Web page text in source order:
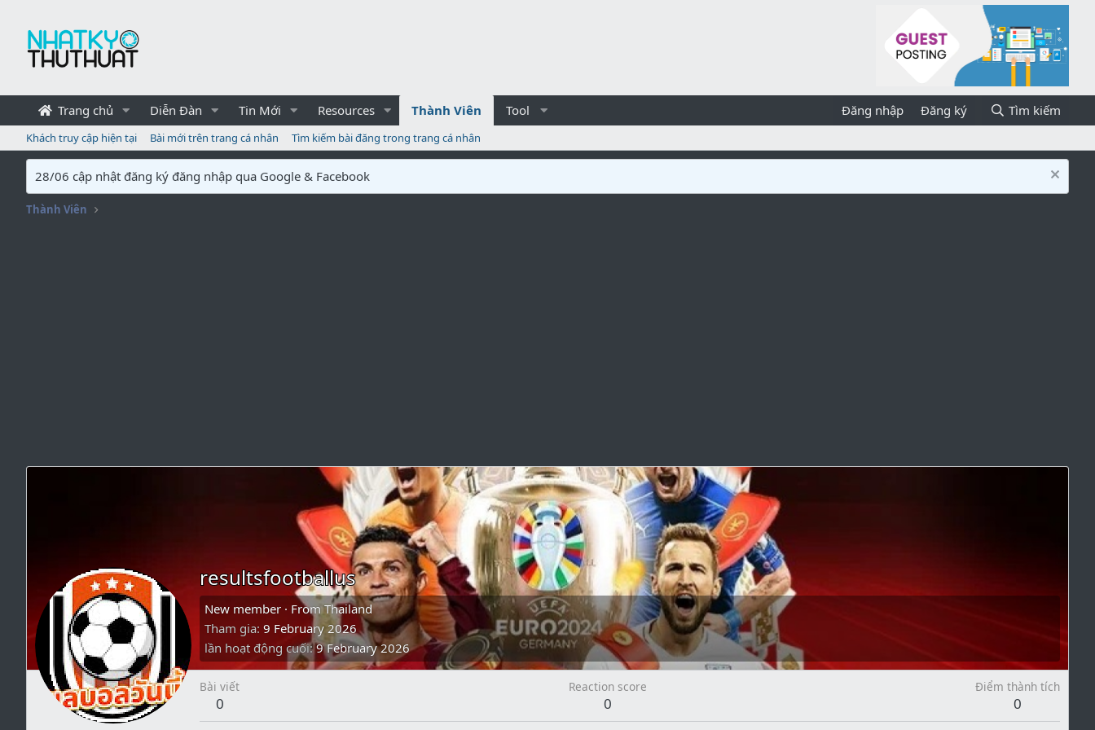
Trang chủ Diễn Đàn Tin Mới Resources Thành Viên Tool Đăng nhập Đăng ký Tìm kiếm
Khách truy cập hiện tại Bài mới trên trang cá nhân Tìm kiếm bài đăng trong trang cá nhân
28/06 cập nhật đăng ký đăng nhập qua Google & Facebook
Thành Viên
resultsfootballus
New member · FromThailand
Tham gia 9 February 2026
lần hoạt động cuối 9 February 2026
Bài viết
0
Reaction score
0
Điểm thành tích
0